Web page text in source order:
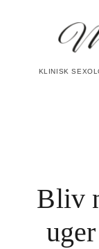
KLINISK
Bliv